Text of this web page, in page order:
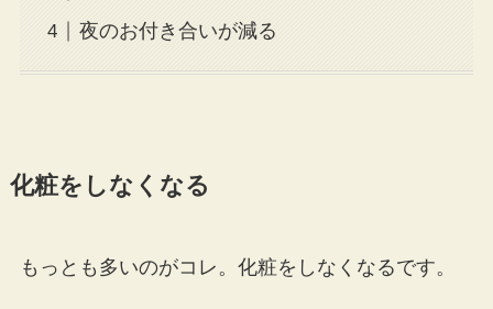
夜のお付き合いが減る
化粧をしなくなる
もっとも多いのがコレ。化粧をしなくなるです。